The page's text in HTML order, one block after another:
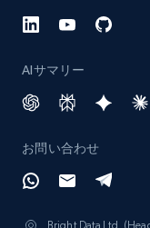
AIサマリー
お問い合わせ
Bright Data Ltd.